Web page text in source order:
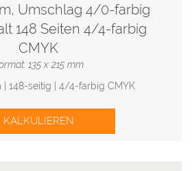
Umschlag 4/0-farbig
148 Seiten 4/4-farbig
CMYK
135 x 215 mm
| 148-seitig | 4/4-farbig CMYK
KALKULIEREN